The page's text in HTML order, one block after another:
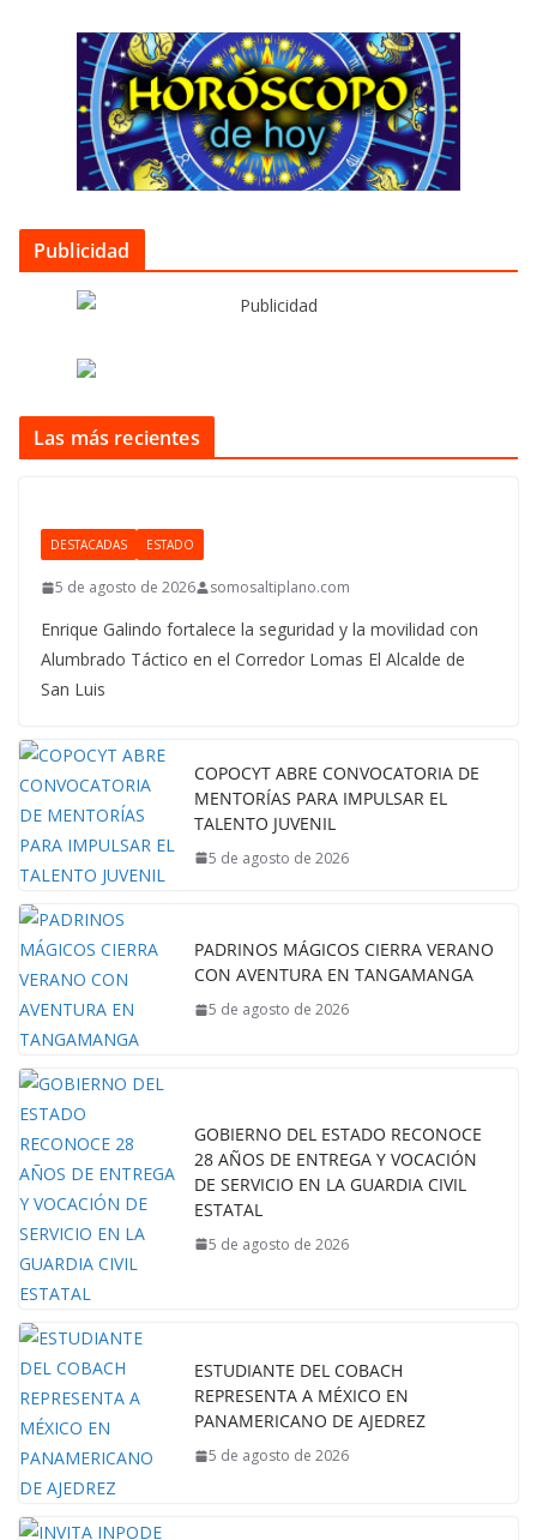
Publicidad
Las más recientes
DESTACADAS ESTADO
5 de agosto de 2026 somosaltiplano.com
Enrique Galindo fortalece la seguridad y la movilidad con
Alumbrado Táctico en el Corredor Lomas El Alcalde de
San Luis
COPOCYT ABRE CONVOCATORIA DE
MENTORÍAS PARA IMPULSAR EL
TALENTO JUVENIL
5 de agosto de 2026
PADRINOS MÁGICOS CIERRA VERANO
CON AVENTURA EN TANGAMANGA
5 de agosto de 2026
GOBIERNO DEL ESTADO RECONOCE
28 AÑOS DE ENTREGA Y VOCACIÓN
DE SERVICIO EN LA GUARDIA CIVIL
ESTATAL
5 de agosto de 2026
ESTUDIANTE DEL COBACH
REPRESENTA A MÉXICO EN
PANAMERICANO DE AJEDREZ
5 de agosto de 2026